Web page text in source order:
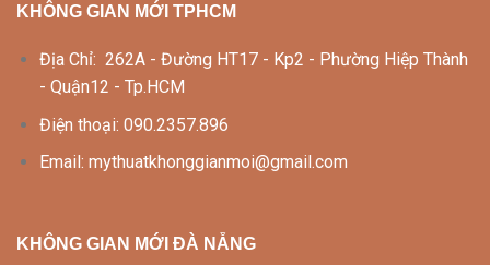
KHÔNG GIAN MỚI TPHCM
Địa Chỉ: 262A - Đường HT17 - Kp2 - Phường Hiệp Thành
- Quận12 - Tp.HCM
Điện thoại: 090.2357.896
Email: mythuatkhonggianmoi@gmail.com
KHÔNG GIAN MỚI ĐÀ NẴNG